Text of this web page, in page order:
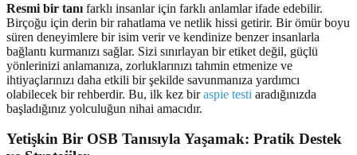
Resmi bir tanı farklı insanlar için farklı anlamlar ifade edebilir.
Birçoğu için derin bir rahatlama ve netlik hissi getirir. Bir ömür boyu
süren deneyimlere bir isim verir ve kendinize benzer insanlarla
bağlantı kurmanızı sağlar. Sizi sınırlayan bir etiket değil, güçlü
yönlerinizi anlamanıza, zorluklarınızı tahmin etmenize ve
ihtiyaçlarınızı daha etkili bir şekilde savunmanıza yardımcı
olabilecek bir rehberdir. Bu, ilk kez biraspie testi aradığınızda
başladığınız yolculuğun nihai amacıdır.
Yetişkin Bir OSB Tanısıyla Yaşamak: Pratik Destek